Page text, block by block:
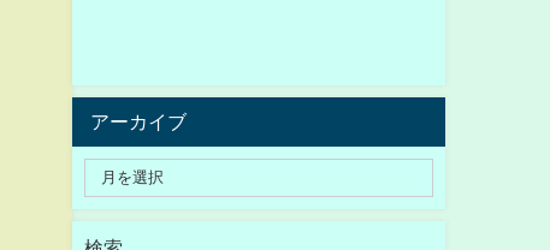
アーカイブ